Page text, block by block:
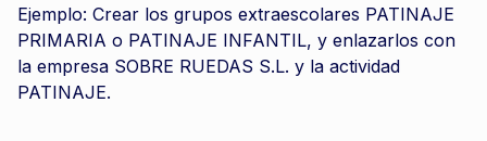
Ejemplo: Crear los grupos extraescolares PATINAJE
PRIMARIA o PATINAJE INFANTIL, y enlazarlos con
la empresa SOBRE RUEDAS S.L. y la actividad
PATINAJE.